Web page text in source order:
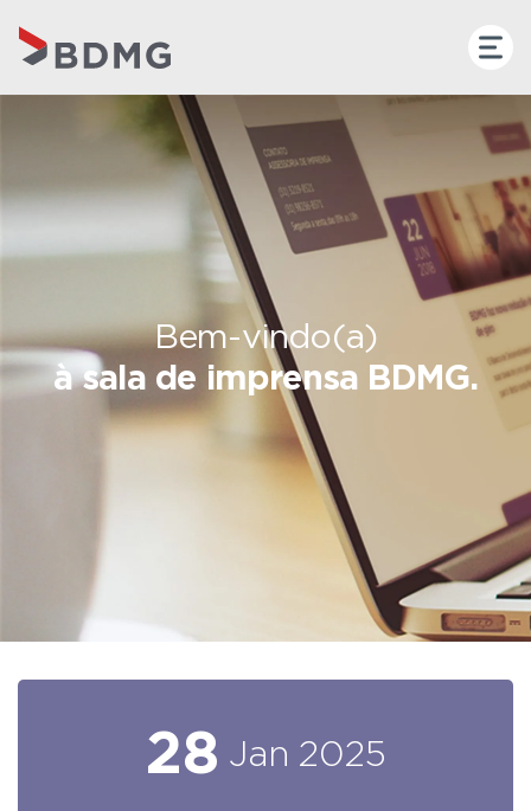
Bem-vindo(a)
à sala de imprensa BDMG.
28 Jan 2025